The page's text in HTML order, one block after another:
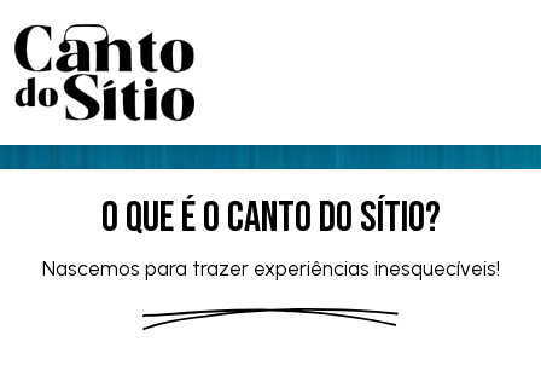
O que é o Canto do Sítio?
Nascemos para trazer experiências inesquecíveis!